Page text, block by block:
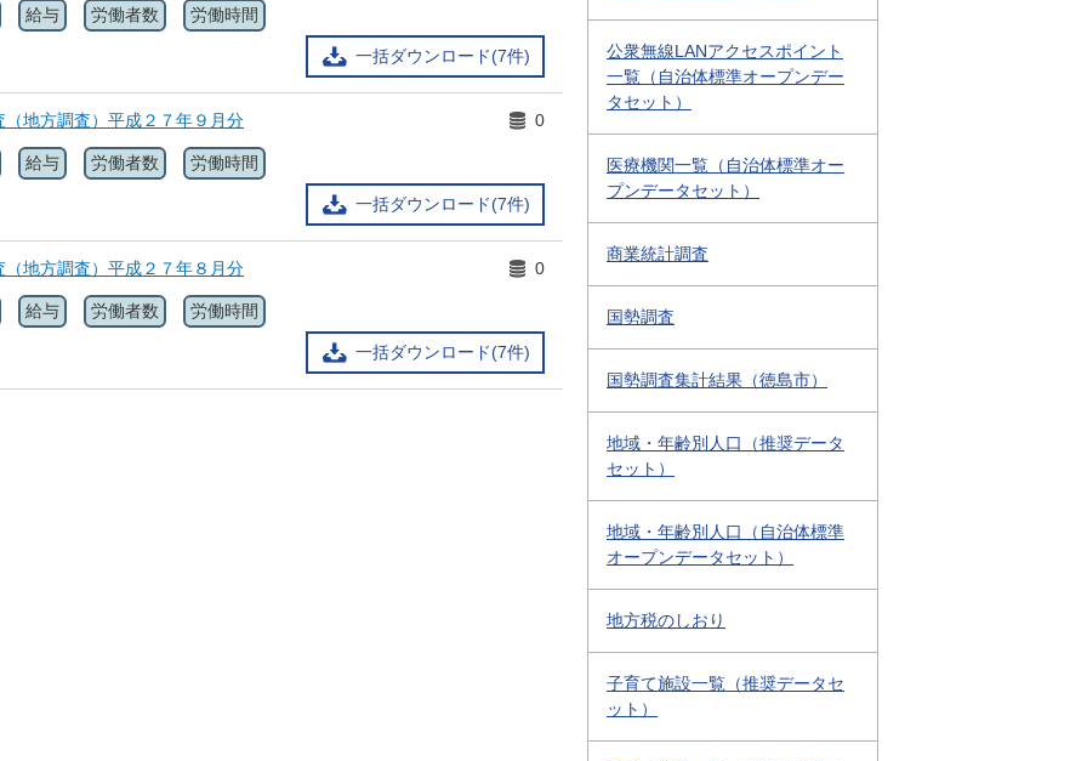
一括ダウンロード(7件)
給与 労働者数 労働時間
（地方調査）平成２７年９月分
一括ダウンロード(7件)
0
給与 労働者数 労働時間
（地方調査）平成２７年８月分
一括ダウンロード(7件)
0
給与 労働者数 労働時間
公衆無線LANアクセスポイント
一覧（自治体標準オープンデー
タセット）
医療機関一覧（自治体標準オー
プンデータセット）
商業統計調査
国勢調査
国勢調査集計結果（徳島市）
地域・年齢別人口（推奨データ
セット）
地域・年齢別人口（自治体標準
オープンデータセット）
地方税のしおり
子育て施設一覧（推奨データセ
ット）